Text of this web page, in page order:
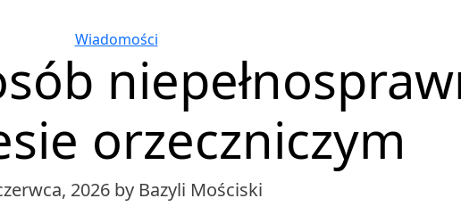
Categories
Wiadomości
orzeczniczym
2026 by Bazyli Mościski